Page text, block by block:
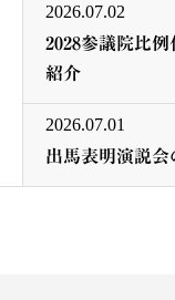
2026.07.02
2028参議院比
紹介
2026.07.01
出馬表明演説